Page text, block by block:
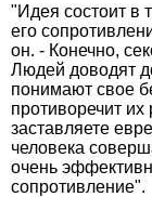
"Идея состоит в
его
он. - Конечно,
Людей доводят
понимают свое
противоречит
заставляете
человека
очень
сопротивление".